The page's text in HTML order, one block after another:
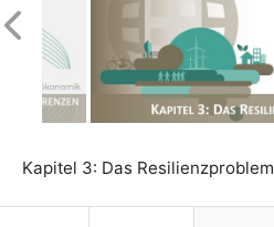
Previous
Kapitel 3: Das Resilienzproblem